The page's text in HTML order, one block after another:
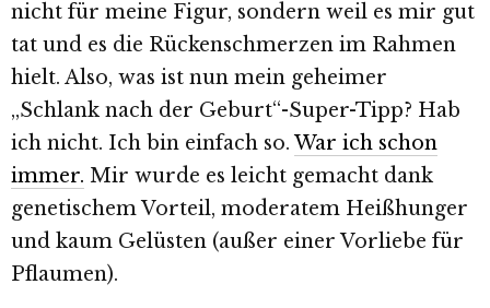
nicht für meine Figur, sondern weil es mir gut
tat und es die Rückenschmerzen im Rahmen
hielt. Also, was ist nun mein geheimer
„Schlank nach der Geburt“-Super-Tipp? Hab
ich nicht. Ich bin einfach so.War ich schon
immer. Mir wurde es leicht gemacht dank
genetischem Vorteil, moderatem Heißhunger
und kaum Gelüsten (außer einer Vorliebe für
Pflaumen).